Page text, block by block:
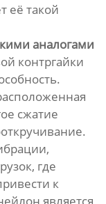
её такой
аналогами
контргайки
сжатие
где
к